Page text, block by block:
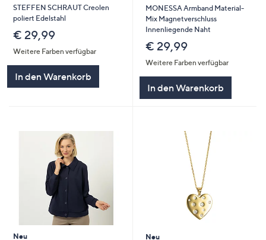
STEFFEN SCHRAUT Creolen
poliert Edelstahl
€ 29,99
Weitere Farben verfügbar
In den Warenkorb
MONESSA Armband Material-
Mix Magnetverschluss
Innenliegende Naht
€ 29,99
Weitere Farben verfügbar
In den Warenkorb
Neu
Neu